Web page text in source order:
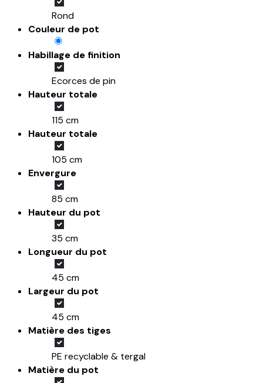
Rond
Couleur de pot
Habillage de finition
Ecorces de pin
Hauteur totale
115 cm
Hauteur totale
105 cm
Envergure
85 cm
Hauteur du pot
35 cm
Longueur du pot
45 cm
Largeur du pot
45 cm
Matière des tiges
PE recyclable & tergal
Matière du pot